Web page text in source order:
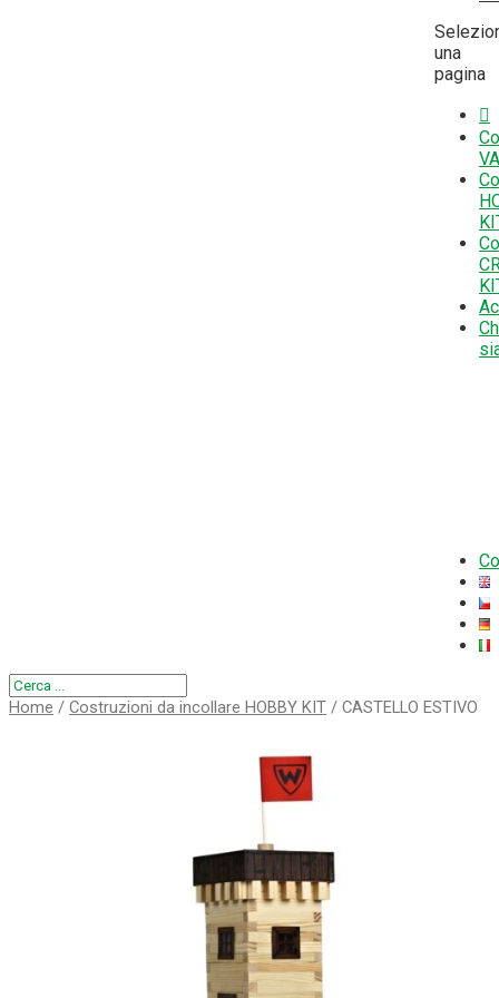
una
pagina

Home / Costruzioni da incollare HOBBY KIT / CASTELLO ESTIVO